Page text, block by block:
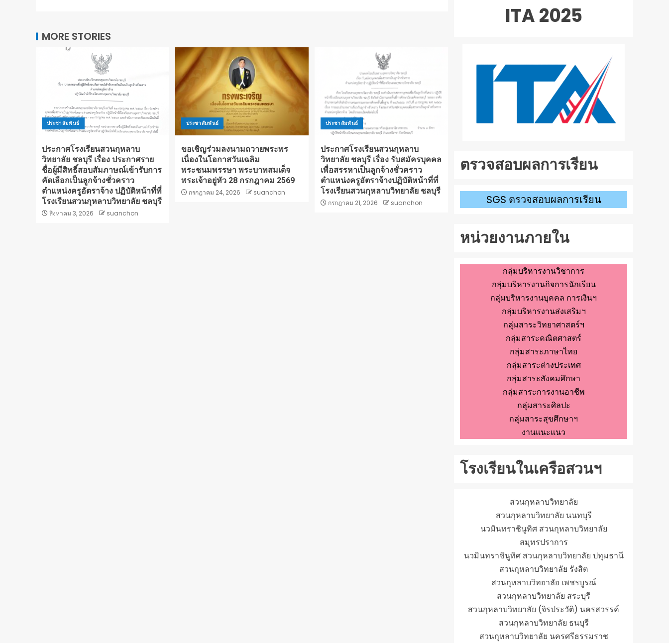
MORE STORIES
ประชาสัมพันธ์
ประกาศโรงเรียนสวนกุหลาบ
วิทยาลัย ชลบุรี เรื่อง ประกาศราย
ชื่อผู้มีสิทธิ์สอบสัมภาษณ์เข้ารับการ
คัดเลือกเป็นลูกจ้างชั่วคราว
ตำแหน่งครูอัตราจ้าง ปฏิบัติหน้าที่ที่
โรงเรียนสวนกุหลาบวิทยาลัย ชลบุรี
สิงหาคม 3, 2026 suanchon
ประชาสัมพันธ์
ขอเชิญร่วมลงนามถวายพระพร
เนื่องในโอกาสวันเฉลิม
พระชนมพรรษา พระบาทสมเด็จ
พระเจ้าอยู่หัว 28 กรกฎาคม 2569
กรกฎาคม 24, 2026 suanchon
ประชาสัมพันธ์
ประกาศโรงเรียนสวนกุหลาบ
วิทยาลัย ชลบุรี เรื่อง รับสมัครบุคคล
เพื่อสรรหาเป็นลูกจ้างชั่วคราว
ตำแหน่งครูอัตราจ้างปฏิบัติหน้าที่ที่
โรงเรียนสวนกุหลาบวิทยาลัย ชลบุรี
กรกฎาคม 21, 2026 suanchon
เพื่อ
เพิ่ม
หรือ
ระดับ
เสียง
ITA 2025
ตรวจสอบผลการเรียน
SGS ตรวจสอบผลการเรียน
หน่วยงานภายใน
กลุ่มบริหารงานวิชาการ
กลุ่มบริหารงานกิจการนักเรียน
กลุ่มบริหารงานบุคคล การเงินฯ
กลุ่มบริหารงานส่งเสริมฯ
กลุ่มสาระวิทยาศาสตร์ฯ
กลุ่มสาระคณิตศาสตร์
กลุ่มสาระภาษาไทย
กลุ่มสาระต่างประเทศ
กลุ่มสาระสังคมศึกษา
กลุ่มสาระการงานอาชีพ
กลุ่มสาระศิลปะ
กลุ่มสาระสุขศึกษาฯ
งานแนะแนว
โรงเรียนในเครือสวนฯ
สวนกุหลาบวิทยาลัย
สวนกุหลาบวิทยาลัย นนทบุรี
นวมินทราชินูทิศ สวนกุหลาบวิทยาลัย
สมุทรปราการ
นวมินทราชินูทิศ สวนกุหลาบวิทยาลัย ปทุมธานี
สวนกุหลาบวิทยาลัย รังสิต
สวนกุหลาบวิทยาลัย เพชรบูรณ์
สวนกุหลาบวิทยาลัย สระบุรี
สวนกุหลาบวิทยาลัย (จิรประวัติ) นครสวรรค์
สวนกุหลาบวิทยาลัย ธนบุรี
สวนกุหลาบวิทยาลัย นครศรีธรรมราช